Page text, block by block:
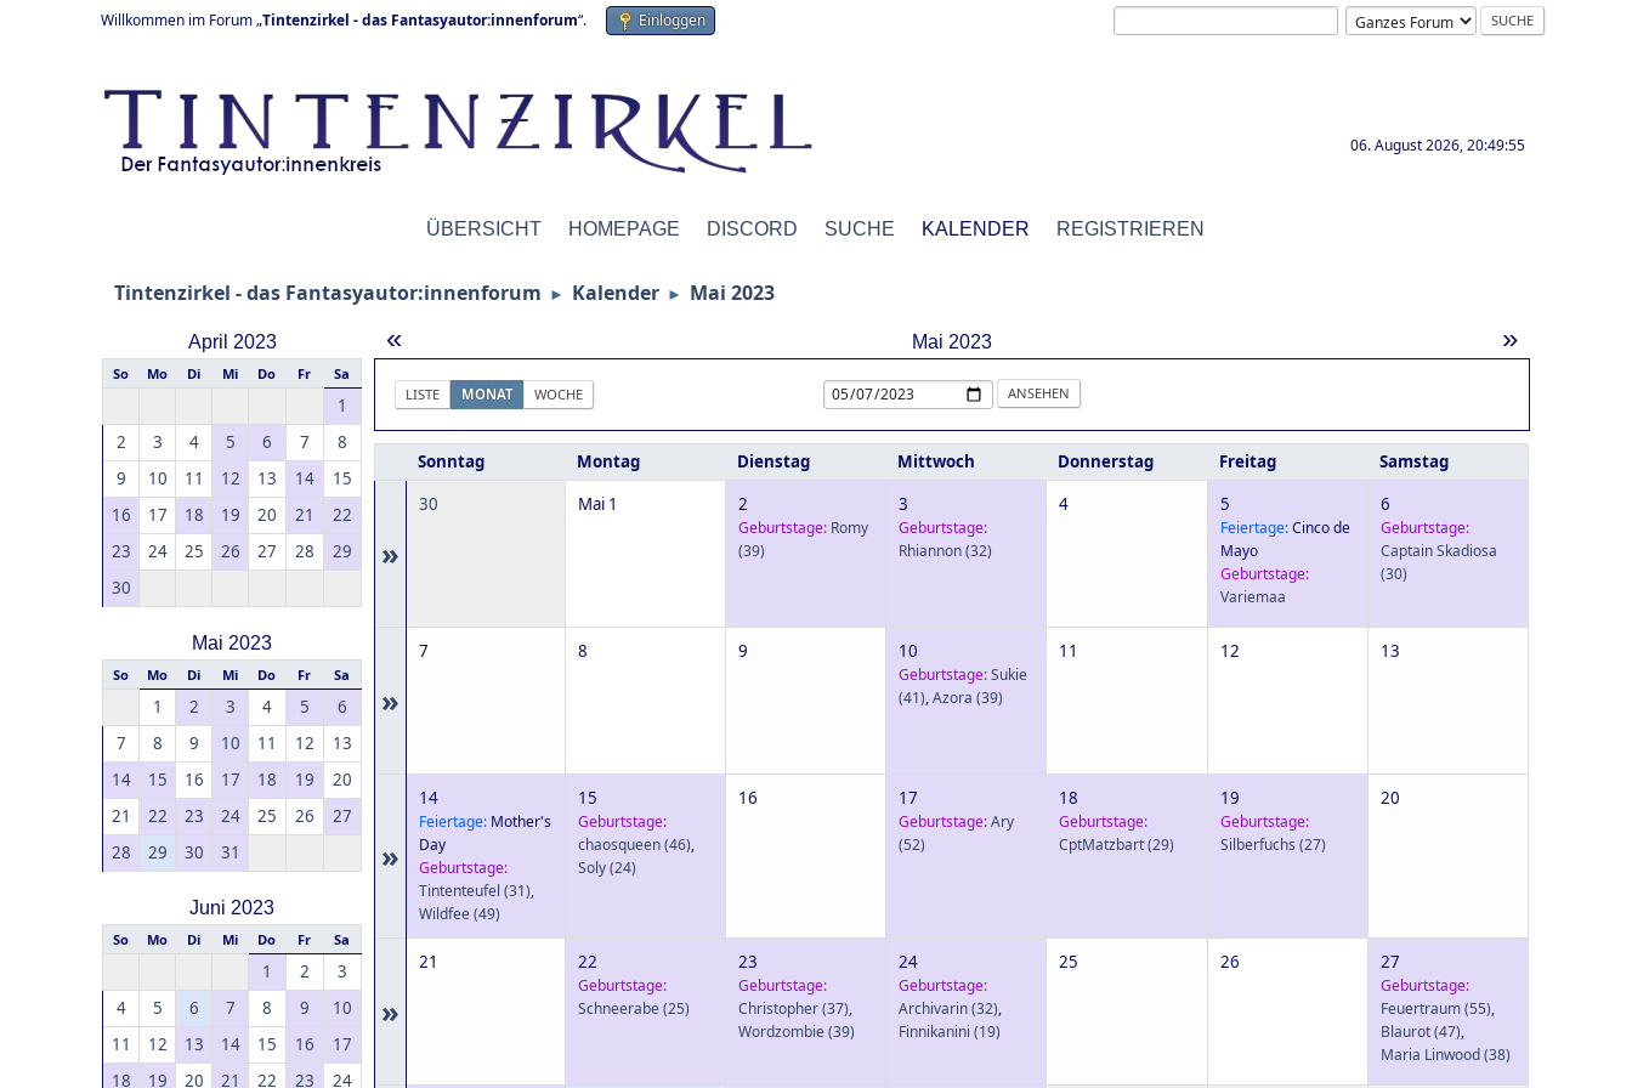
Willkommen im Forum „Tintenzirkel - das Fantasyautor:innenforum“. Einloggen
06. August 2026, 20:49:55
ÜBERSICHT HOMEPAGE DISCORD SUCHE KALENDER REGISTRIEREN
Tintenzirkel - das Fantasyautor:innenforum ► Kalender ► Mai 2023
April 2023
So Mo Di Mi Do Fr Sa
1
2
3 4 5 6 7
8
9
10 11 12 13 14
15
16
17 18 19 20 21
22
23
24 25 26 27 28
29
30
Mai 2023
So Mo Di Mi Do Fr Sa
1 2 3 4 5
6
7
8 9 10 11 12
13
14
15 16 17 18 19
20
21
22 23 24 25 26
27
28
29 30 31
Juni 2023
So Mo Di Mi Do Fr Sa
1 2
3
4
5 6 7 8 9
10
11
12 13 14 15 16
17
18
19 20 21 22 23 24
« »
Mai 2023
LISTE MONAT WOCHE
Sonntag Montag Dienstag Mittwoch Donnerstag Freitag Samstag
»
30 Mai 1 2
Geburtstage: Romy
(39)
3
Geburtstage:
Rhiannon(32)
4 5
Feiertage:Cinco de
Mayo
Geburtstage:
Variemaa
6
Geburtstage:
Captain Skadiosa
(30)
»
7 8 9 10
Geburtstage:Sukie
(41),Azora (39)
11 12 13
»
14
Feiertage: Mother's
Day
Geburtstage:
Tintenteufel (31),
Wildfee(49)
15
Geburtstage:
chaosqueen(46),
Soly(24)
16 17
Geburtstage:Ary
(52)
18
Geburtstage:
CptMatzbart(29)
19
Geburtstage:
Silberfuchs (27)
20
»
21 22
Geburtstage:
Schneerabe(25)
23
Geburtstage:
Christopher(37),
Wordzombie(39)
24
Geburtstage:
Archivarin(32),
Finnikanini (19)
25 26 27
Geburtstage:
Feuertraum(55),
Blaurot(47),
Maria Linwood(38)